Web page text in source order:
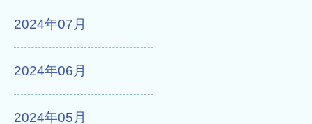
2024年07月
2024年06月
2024年05月